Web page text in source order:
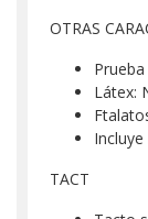
OTRAS
Látex:
TACT